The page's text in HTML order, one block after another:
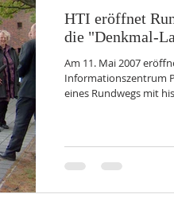
HTI eröffnet
die "Denkmal-
Am 11. Mai 2007
Informationszentrum
eines Rundwegs mit
Anzeigenkurier vom 18.